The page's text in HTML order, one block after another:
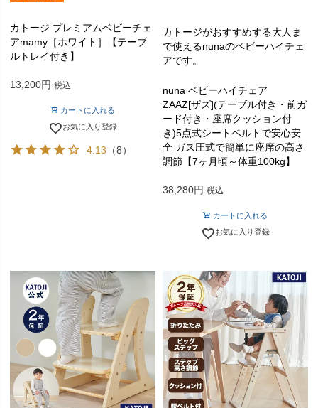
カトージ プレミアムベビーチェ
アmamy［ホワイト］【テーブ
ルトレイ付き】
13,200 税込
カートに入れる
お気に入り登録
4.13 （8）
カトージがおすすめする大人ま
で使えるnunaのベビーハイチェ
アです。
nuna ベビーハイチェア
ZAAZ[ザズ](テーブル付き・前ガ
ード付き・座席クッション付
き)5点式シートベルトで安心安
全 ガス圧式で簡単に座席の高さ
調節【7ヶ月頃～体重100kg】
38,280 税込
カートに入れる
お気に入り登録